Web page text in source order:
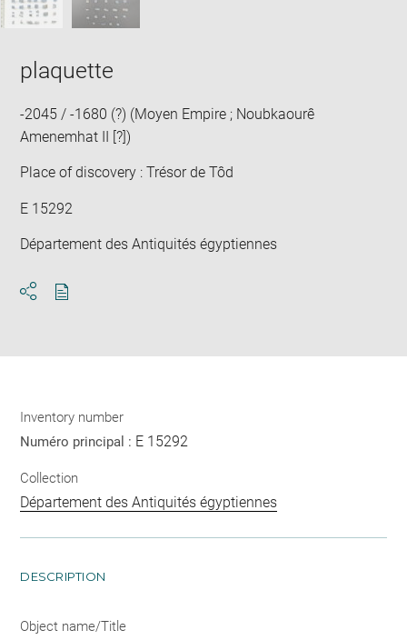
plaquette
-2045 / -1680 (?) (Moyen Empire ; Noubkaourê
Amenemhat II [?])
Place of discovery : Trésor de Tôd
E 15292
Département des Antiquités égyptiennes
Inventory number
Numéro principal : E 15292
Collection
Département des Antiquités égyptiennes
DESCRIPTION
Object name/Title